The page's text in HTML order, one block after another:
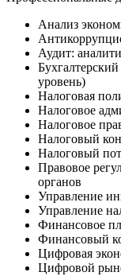
Анализ
Аудит:
уровень)
Налоговая
Налоговое
Налоговое
Налоговый
Налоговый
Правовое
органов
Управление
Управление
Финансовое
Финансовый
Цифровая
Цифровой